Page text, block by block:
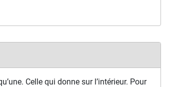
Celle qui donne sur l’intérieur. Pour